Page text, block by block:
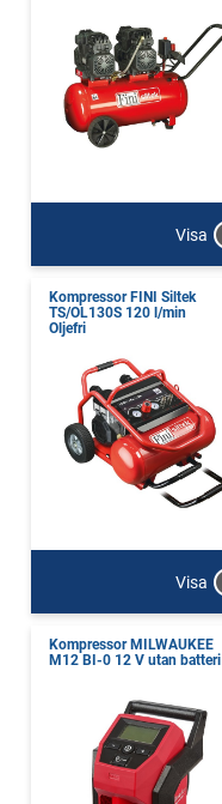
Visa
Kompressor FINI Siltek
TS/OL130S 120 l/min
Oljefri
Visa
Kompressor MILWAUKEE
M12 BI-0 12 V utan batteri